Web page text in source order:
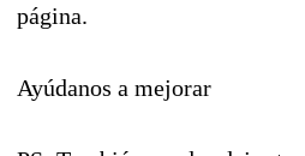
página.
Ayúdanos a mejorar